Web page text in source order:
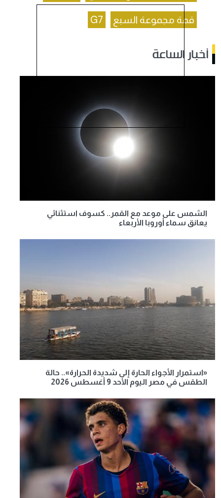
قمة مجموعة السبع G7
أخبار الساعة
الشمس على موعد مع القمر.. كسوف استثنائي
يعانق سماء أوروبا الأربعاء
«استمرار الأجواء الحارة إلى شديدة الحرارة».. حالة
الطقس في مصر اليوم الأحد 9 أغسطس 2026